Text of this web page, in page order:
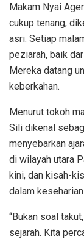
Makam Nyai
cukup tenang,
asri. Setiap
peziarah, baik
Mereka datang
keberkahan.
Menurut tokoh
Sili dikenal
menyebarkan
di wilayah utara
kini, dan kisah-
dalam
“Bukan soal
sejarah. Kita